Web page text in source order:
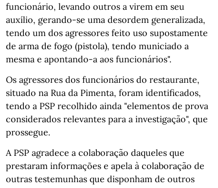
funcionário, levando outros a virem em seu
auxílio, gerando-se uma desordem generalizada,
tendo um dos agressores feito uso supostamente
de arma de fogo (pistola), tendo municiado a
mesma e apontando-a aos funcionários".
Os agressores dos funcionários do restaurante,
situado na Rua da Pimenta, foram identificados,
tendo a PSP recolhido ainda "elementos de prova
considerados relevantes para a investigação", que
prossegue.
A PSP agradece a colaboração daqueles que
prestaram informações e apela à colaboração de
outras testemunhas que disponham de outros